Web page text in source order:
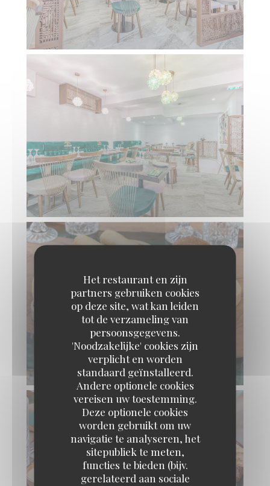
Het restaurant en zijn
partners gebruiken cookies
op deze site, wat kan leiden
tot de verzameling van
persoonsgegevens.
'Noodzakelijke' cookies zijn
verplicht en worden
standaard geïnstalleerd.
Andere optionele cookies
vereisen uw toestemming.
Deze optionele cookies
worden gebruikt om uw
navigatie te analyseren, het
sitepubliek te meten,
functies te bieden (bijv.
gerelateerd aan sociale